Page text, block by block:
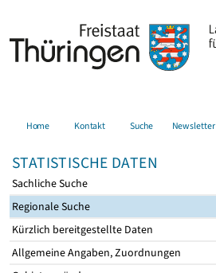
Home Kontakt Suche Newsletter
STATISTISCHE DATEN
Sachliche Suche
Regionale Suche
Kürzlich bereitgestellte Daten
Allgemeine Angaben, Zuordnungen